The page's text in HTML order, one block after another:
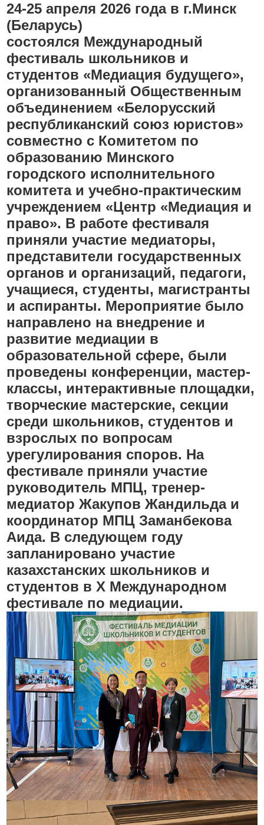
КОНТАКТЫ
24-25 апреля 2026 года в г.Минск
(Беларусь)
состоялся Международный
фестиваль школьников и
студентов «Медиация будущего»,
организованный Общественным
объединением «Белорусский
республиканский союз юристов»
совместно с Комитетом по
образованию Минского
городского исполнительного
комитета и учебно-практическим
учреждением «Центр «Медиация и
право». В работе фестиваля
приняли участие медиаторы,
представители государственных
органов и организаций, педагоги,
учащиеся, студенты, магистранты
и аспиранты. Мероприятие было
направлено на внедрение и
развитие медиации в
образовательной сфере, были
проведены конференции, мастер-
классы, интерактивные площадки,
творческие мастерские, секции
среди школьников, студентов и
взрослых по вопросам
урегулирования споров. На
фестивале приняли участие
руководитель МПЦ, тренер-
медиатор Жакупов Жандильда и
координатор МПЦ Заманбекова
Аида. В следующем году
запланировано участие
казахстанских школьников и
студентов в X Международном
фестивале по медиации.